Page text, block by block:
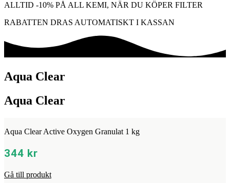
ALLTID -10% PÅ ALL KEMI, NÄR DU KÖPER FILTER
RABATTEN DRAS AUTOMATISKT I KASSAN
Aqua Clear
Aqua Clear
Aqua Clear Active Oxygen Granulat 1 kg
344 kr
Gå till produkt